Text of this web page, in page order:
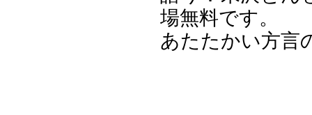
場無料です。
あたたかい方言